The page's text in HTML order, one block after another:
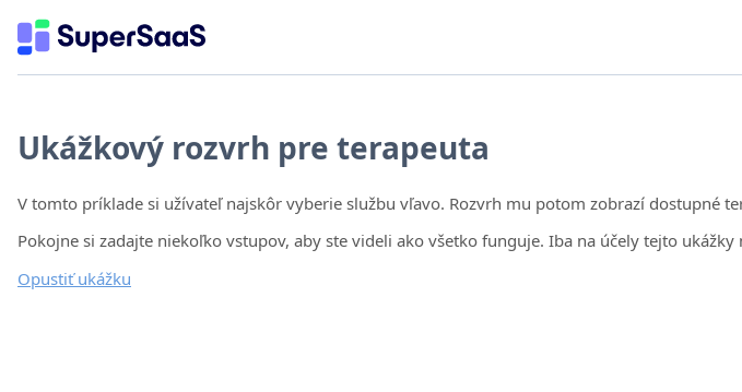
Ukážkový rozvrh pre terapeuta
V tomto príklade si užívateľ najskôr vyberie službu vľavo. Rozvrh mu potom zobrazí dostupné
Pokojne si zadajte niekoľko vstupov, aby ste videli ako všetko funguje. Iba na účely tejto
Opustiť ukážku